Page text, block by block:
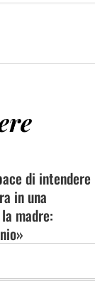
di intendere
in una
madre: